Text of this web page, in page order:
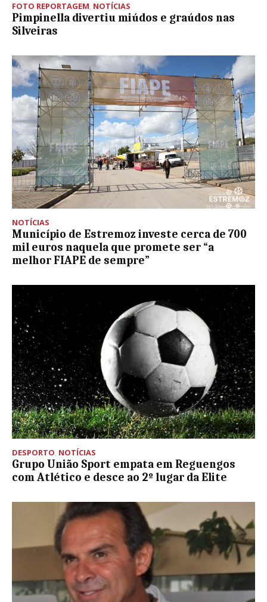
FOTO REPORTAGEM, NOTÍCIAS
Pimpinella divertiu miúdos e graúdos nas
Silveiras
NOTÍCIAS
Município de Estremoz investe cerca de 700
mil euros naquela que promete ser “a
melhor FIAPE de sempre”
DESPORTO NOTÍCIAS
Grupo União Sport empata em Reguengos
com Atlético e desce ao 2º lugar da Elite